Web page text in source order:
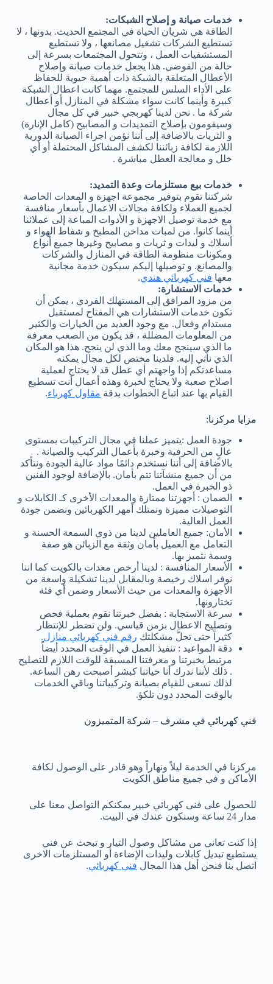
خدمات صيانة و إصلاح الشبكات:
الطاقة هي شريان الحياة في المجتمع الحديث. بدونها ، لا
تستطيع الشركات تشغيل مصانعها ، ولا تستطيع
المستشفيات العمل ، وتتحول المجتمعات بسرعة إلى
حالة من الفوضى. هذا يجعل خدمات صيانة وإصلاح
الأعطال المتعلقة بالشبكة ذات أهمية حيوية للحفاظ
على الأداء السلس للمجتمع. مهما كانت اعطال الشبكة
كبيرة وأينما كانت سواء مشكلة في المنازل أو أعطال
شركة ما . نحن لدينا كهربجي خبير في كل مجال
وسيقومون بإصلاح التمديدات و المصابيح (كامل الإنارة)
و الثريات بالاضافة إلى أننا نؤمن اجراء الصيانة الدورية
اللازمة لكافة زبائننا لكشف المشاكل المحتملة أو أي
خلل و معالجة العطل مباشرة .
خدمات بيع مستلزمات وعدة التمديد:
شركتنا تقوم بتوفير مجموعة اجهزة و المعدات الخاصة
لجميع العملاء ولكافة مجالات الاعمال بأسعار منافسة
مع خدمة توصيل الاجهزة و الأدوات المباعة إلى عملائنا
أينما كانوا. من لمبات مداخن المطبخ و شفاط الهواء و
أسلاك و ليدات و ثريات و مصابيح وغيرها جميع أنواع
ومكونات منظومة الطاقة في المنازل والشركات
والمصانع. و توصيلها إليكم سيكون خدمة مجانية
معها فني كهربائي هندي.
خدمات الاستشارة:
من مزود المرافق إلى المستهلك الفردي ، يمكن أن
تكون خدمات الاستشارات هي المفتاح لمستقبل
مستدام وفعال. مع وجود العديد من الخيارات والكثير
من المعلومات المضللة ، قد يكون من الصعب معرفة
ما الذي سينجح معك وما الذي لن ينجح. هذا هو المكان
الذي نأتي إليه. فلدينا مختص لكل مجال يمكنه
مساعدتكم إذا واجهتم أي عطل قد لا يحتاج لعملية
اصلاح صعبة ولا يحتاج لخبرة وهذه أعمال أنت تسطيع
القيام بها عند اتباع الخطوات بدقة مقاول كهرباء.
مزايا مركزنا:
جودة العمل :يتميز عملنا في مجال التركيبات بمستوى
عالٍ من الحرفية وخبرة بأعمال التركيب والصيانة .
بالاضافة إلى أننا نستخدم دائمًا مواد عالية الجودة ونتأكد
من أن جميع منشآتنا تتم بأمان. بالإضافة لوجود الفنين
ذو الخبرة في العمل.
الضمان : أجهزتنا ممتازة والمعدات الأخرى كـ الكابلات و
التوصيلات مميزة ونمتلك أمهر الكهربائين ونضمن جودة
العمل العالية.
الأمان: جميع العاملين لدينا من ذوي السمعة الحسنة و
التعامل مع العميل بأمان وثقة مع الزبائن هو صفة
وسمة نتميز بها.
الأسعار المنافسة : لدينا أرخص معدات بالكويت كما اننا
نوفر اسلاك رخيصة وبالمقابل لدينا تشكيلة واسعة من
الأجهزة والمعدات من حيث الأسعار وضمن أي فئة
تختارونها.
سرعة الاستجابة : بفضل خبرتنا نقوم بعملية فحص
وتصليح الاعطال بزمن قياسي. ولن تضطر للإنتظار
كثيراً حتى تحلَّ مشكلتك رقم فني كهربائي منازل.
دقة المواعيد : تنفيذ العمل في الوقت المحدد أيضاً
مرتبط بخبرتنا و معرفتنا المسبقة للوقت اللازم للتصليح
. ذلك لأننا ندرك أنا حياتنا كبشر أصبحت رهن الساعة.
لذلك نسعى للقيام بصيانة وتركيباتنا وباقي الخدمات
بالوقت المحدد دون تلكؤ.
فني كهربائي في مشرف – شركة المتميزون
مركزنا في الخدمة ليلاً ونهاراً وهو قادر على الوصول لكافة
الأماكن و في جميع مناطق الكويت
للحصول على فنى كهربائي خبير يمكنكم التواصل معنا على
مدار 24 ساعة وسنكون عندك في البيت.
إذا كنت تعاني من مشاكل وصول التيار و تبحث عن فني
يستطيع تبديل كابلات وليدات الإضاءة أو المستلزمات الاخرى
اتصل بنا فنحن أهل هذا المجال فني كهربائي.